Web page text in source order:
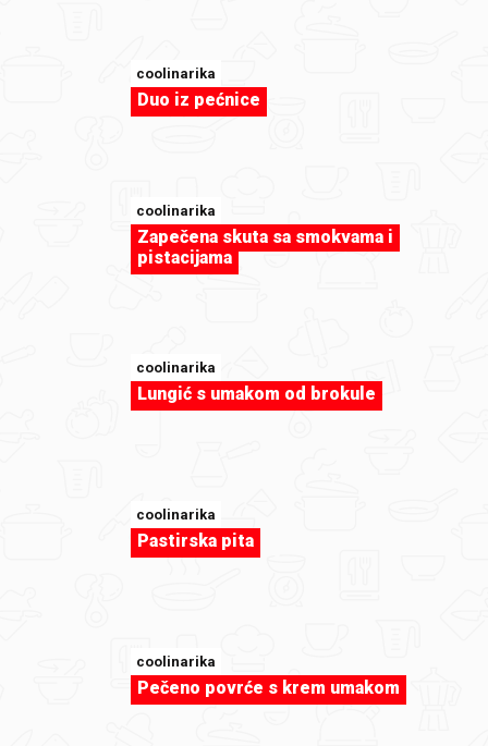
sweet-tooth
sweet-tooth
coolinarika
Duo iz pećnice
coolinarika
Zapečena skuta sa smokvama i
pistacijama
coolinarika
Lungić s umakom od brokule
coolinarika
Pastirska pita
coolinarika
Pečeno povrće s krem umakom